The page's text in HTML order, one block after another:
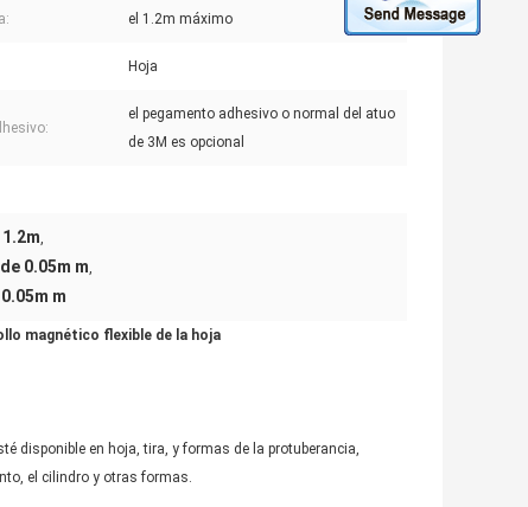
el 1.2m máximo
Hoja
el pegamento adhesivo o normal del atuo
de 3M es opcional
,
0.05m m,
m
magnético flexible de la hoja
disponible en hoja, tira, y formas de la protuberancia,
el cilindro y otras formas.